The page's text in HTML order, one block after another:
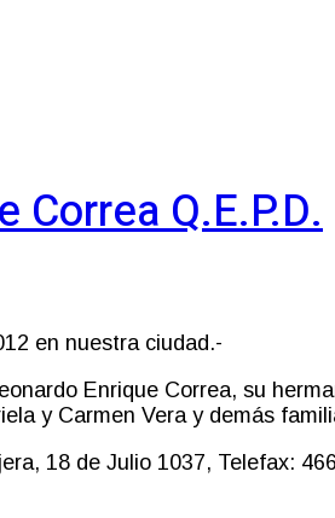
Q.E.P.D.
en nuestra ciudad.-
Enrique Correa, su
y Carmen Vera y demás
18 de Julio 1037, Telefax: